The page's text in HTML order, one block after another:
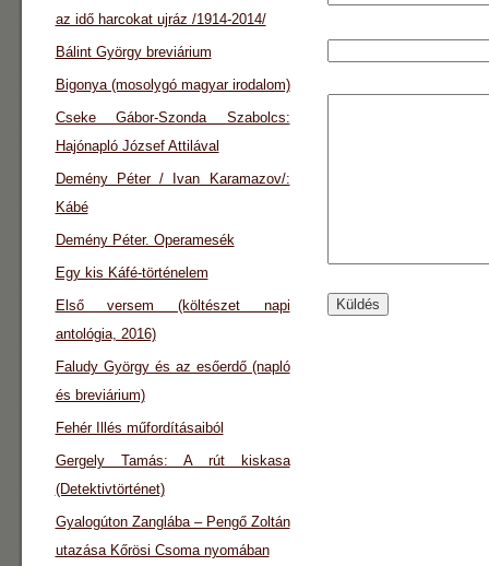
az idő harcokat ujráz /1914-2014/
Bálint György breviárium
Bigonya (mosolygó magyar irodalom)
Cseke Gábor-Szonda Szabolcs:
Hajónapló József Attilával
Demény Péter / Ivan Karamazov/:
Kábé
Demény Péter. Operamesék
Egy kis Káfé-történelem
Első versem (költészet napi
antológia, 2016)
Faludy György és az esőerdő (napló
és breviárium)
Fehér Illés műfordításaiból
Gergely Tamás: A rút kiskasa
(Detektivtörténet)
Gyalogúton Zanglába – Pengő Zoltán
utazása Kőrösi Csoma nyomában